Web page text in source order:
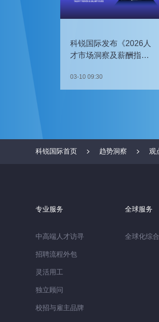
科锐国际发布《2026人
才市场洞察及薪酬指
03-10 09:30
科锐国际首页 趋势洞察 观
专业服务
中高端人才访寻
招聘流程外包
灵活用工
独立顾问
校招与雇主品牌
全球服务
全球化综